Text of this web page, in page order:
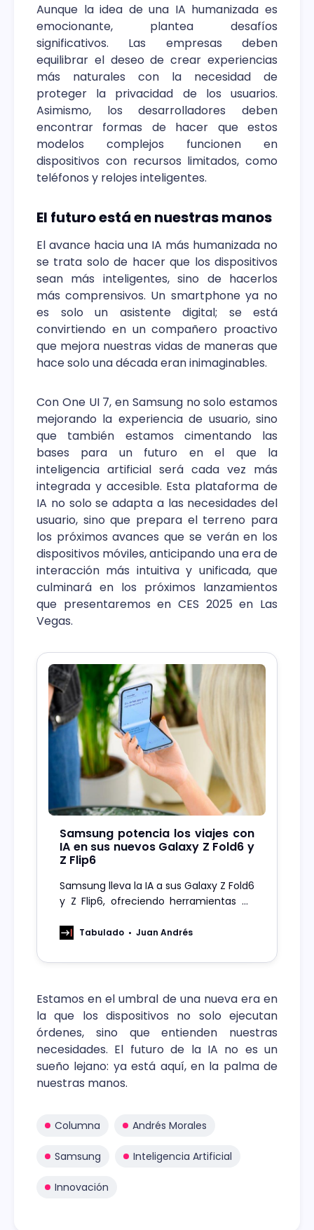
Aunque la idea de una IA humanizada es
emocionante, plantea desafíos
significativos. Las empresas deben
equilibrar el deseo de crear experiencias
más naturales con la necesidad de
proteger la privacidad de los usuarios.
Asimismo, los desarrolladores deben
encontrar formas de hacer que estos
modelos complejos funcionen en
dispositivos con recursos limitados, como
teléfonos y relojes inteligentes.
El futuro está en nuestras manos
El avance hacia una IA más humanizada no
se trata solo de hacer que los dispositivos
sean más inteligentes, sino de hacerlos
más comprensivos. Un smartphone ya no
es solo un asistente digital; se está
convirtiendo en un compañero proactivo
que mejora nuestras vidas de maneras que
hace solo una década eran inimaginables.
Con One UI 7, en Samsung no solo estamos
mejorando la experiencia de usuario, sino
que también estamos cimentando las
bases para un futuro en el que la
inteligencia artificial será cada vez más
integrada y accesible. Esta plataforma de
IA no solo se adapta a las necesidades del
usuario, sino que prepara el terreno para
los próximos avances que se verán en los
dispositivos móviles, anticipando una era de
interacción más intuitiva y unificada, que
culminará en los próximos lanzamientos
que presentaremos en CES 2025 en Las
Vegas.
Samsung potencia los viajes con
IA en sus nuevos Galaxy Z Fold6 y
Z Flip6
Samsung lleva la IA a sus Galaxy Z Fold6
y Z Flip6, ofreciendo herramientas de
para mejorar tus viajes.
Tabulado Juan Andrés
Estamos en el umbral de una nueva era en
la que los dispositivos no solo ejecutan
órdenes, sino que entienden nuestras
necesidades. El futuro de la IA no es un
sueño lejano: ya está aquí, en la palma de
nuestras manos.
Columna Andrés Morales
Samsung Inteligencia Artificial
Innovación